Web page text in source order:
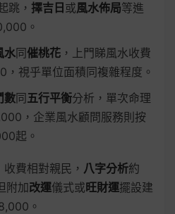
跳， 擇吉日 或風水佈局等進
。
水同催桃花 ，上門睇風水收費
視乎單位面積同複雜程度。
數同五行平衡分析，單次命理
，企業風水顧問服務則按
起。
收費相對親民， 八字分析約
附加改運儀式或旺財運擺設建
。